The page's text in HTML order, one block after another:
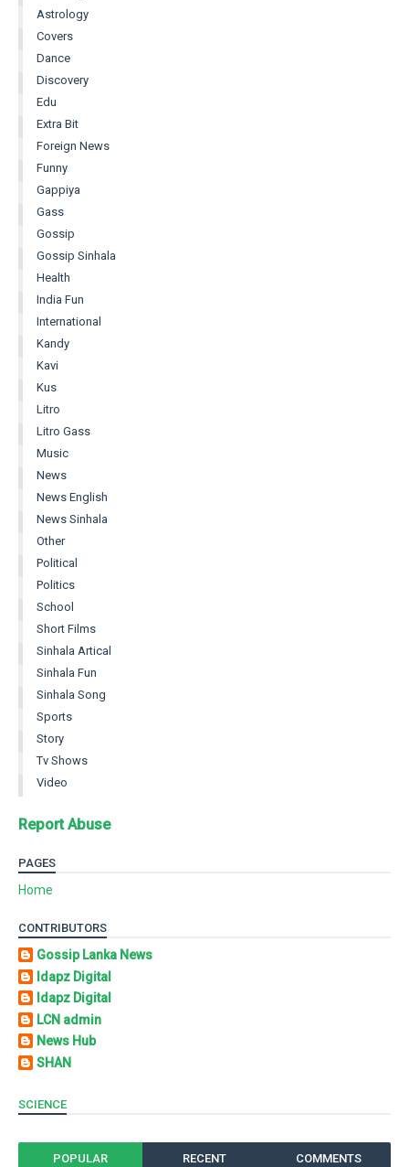
Astrology
Covers
Dance
Discovery
Edu
Extra Bit
Foreign News
Funny
Gappiya
Gass
Gossip
Gossip Sinhala
Health
India Fun
International
Kandy
Kavi
Kus
Litro
Litro Gass
Music
News
News English
News Sinhala
Other
Political
Politics
School
Short Films
Sinhala Artical
Sinhala Fun
Sinhala Song
Sports
Story
Tv Shows
Video
Report Abuse
PAGES
Home
CONTRIBUTORS
Gossip Lanka News
Idapz Digital
Idapz Digital
LCN admin
News Hub
SHAN
SCIENCE
POPULAR RECENT COMMENTS